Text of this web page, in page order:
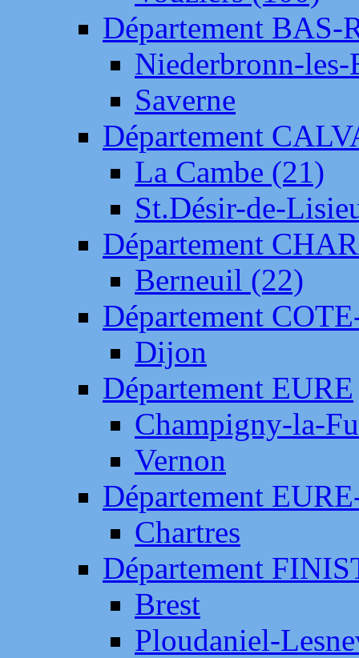
Département BAS-
Niederbronn-
Saverne
Département
La Cambe (21)
St.Désir-de-
Département
Berneuil (22)
Département
Dijon
Département EURE
Champigny-la-
Vernon
Département
Chartres
Département
Brest
Ploudaniel-